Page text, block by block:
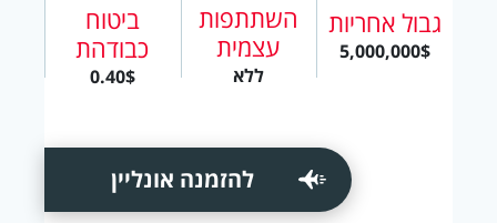
גבול אחריות
5,000,000$
השתתפות
עצמית
ללא
ביטוח
כבודהת
0.40$
להזמנה אונליין